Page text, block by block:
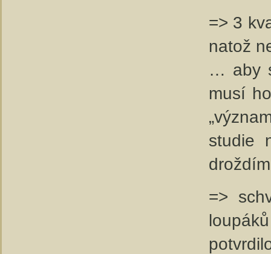
=> 3
natož
… aby
musí
studie
=>